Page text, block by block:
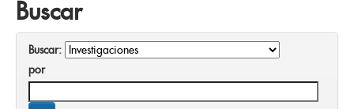
Buscar
Buscar:
por